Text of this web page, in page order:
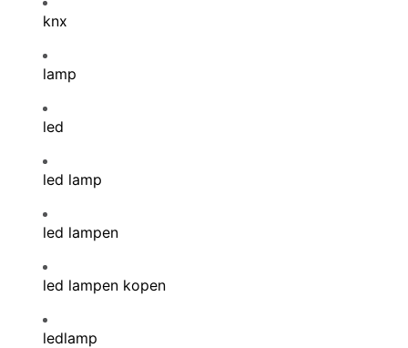
knx
lamp
led
led lamp
led lampen
led lampen kopen
ledlamp